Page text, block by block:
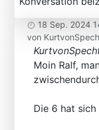
18 Sep. 2024
von
Moin Ralf,
Die 6 hat sich